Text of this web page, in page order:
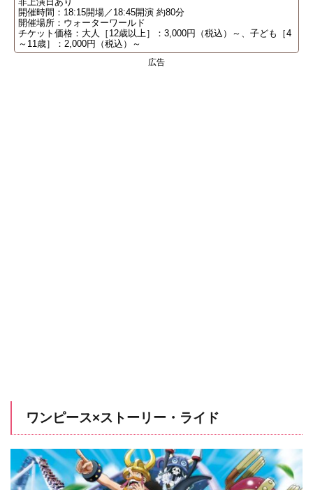
開催時間：18:15開場／18:45開演 約80分
開催場所：ウォーターワールド
チケット価格：大人［12歳以上］：3,000円（税込）～、子ども［4
～11歳］：2,000円（税込）～
広告
ワンピース×ストーリー・ライド